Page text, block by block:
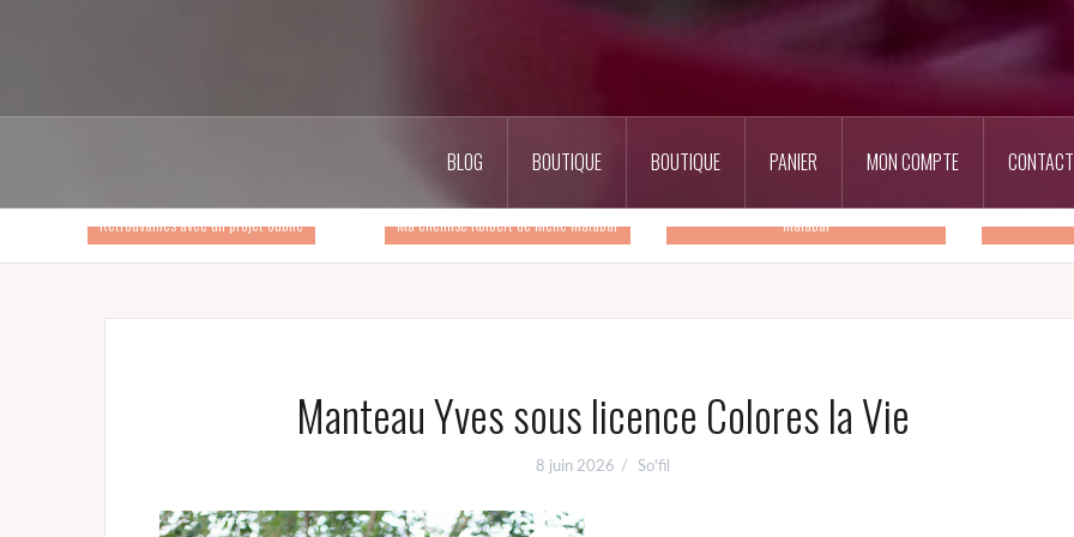
BLOG BOUTIQUE BOUTIQUE PANIER MON COMPTE CONTACT
Retrouvailles avec un projet oublié Ma chemise Kolbert de Melle Malabar
Duo mère-fille en KONSTANCE de Melle
Malabar
Mon
Manteau Yves sous licence Colores la Vie
8 juin 2026 So'fil